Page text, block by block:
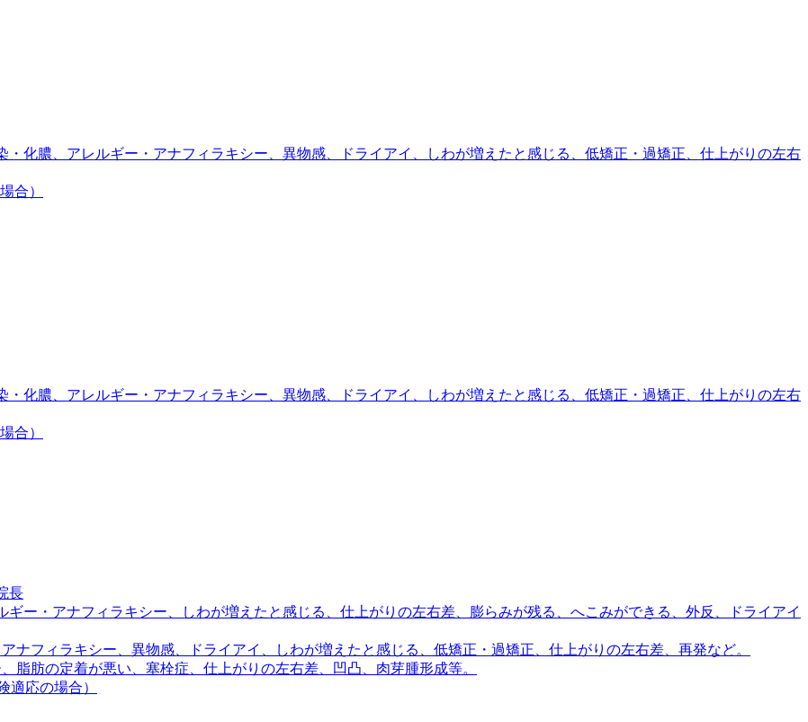
・化膿、アレルギー・アナフィラキシー、異物感、ドライアイ、しわが増えたと感じる、低矯正・過矯正、仕上がりの左右
合）
・化膿、アレルギー・アナフィラキシー、異物感、ドライアイ、しわが増えたと感じる、低矯正・過矯正、仕上がりの左右
合）
長
ギー・アナフィラキシー、しわが増えたと感じる、仕上がりの左右差、膨らみが残る、へこみができる、外反、ドライアイ
ナフィラキシー、異物感、ドライアイ、しわが増えたと感じる、低矯正・過矯正、仕上がりの左右差、再発など。
脂肪の定着が悪い、塞栓症、仕上がりの左右差、凹凸、肉芽腫形成等。
適応の場合）